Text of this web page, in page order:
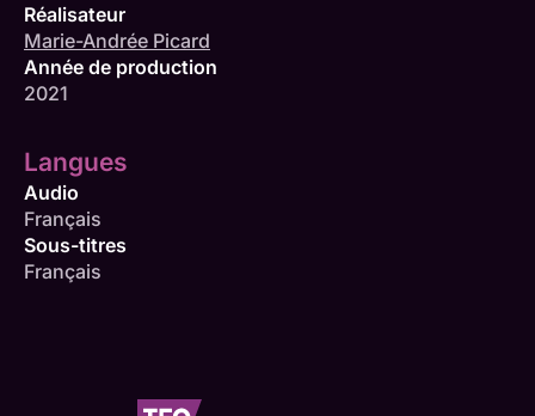
Réalisateur
Marie-Andrée Picard
Année de production
2021
Langues
Audio
Français
Sous-titres
Français